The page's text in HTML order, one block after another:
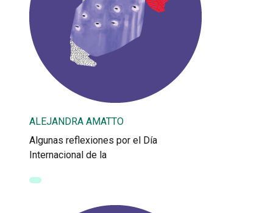
ALEJANDRA AMATTO
Algunas reflexiones por el Día
Internacional de la